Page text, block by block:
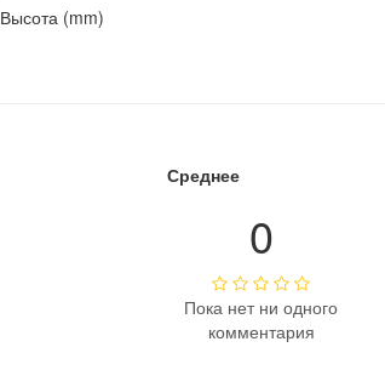
Высота (mm)
Среднее
0
Пока нет ни одного
комментария